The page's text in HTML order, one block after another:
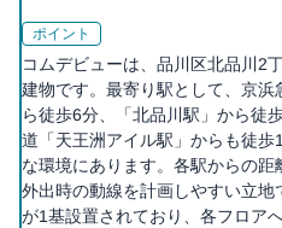
ポイント
コムデビューは、品川区北品川2
建物です。最寄り駅として、京
ら徒歩6分、「北品川駅」から徒
道「天王洲アイル駅」からも徒
な環境にあります。各駅からの
外出時の動線を計画しやすい立
が1基設置されており、各フロア